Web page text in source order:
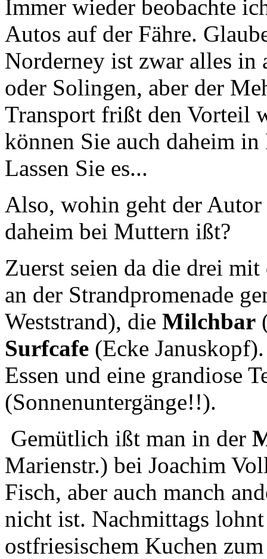
Immer wieder beobachte
Autos auf der Fähre.
Norderney ist zwar alles in
oder Solingen, aber der
Transport frißt den Vorteil
können Sie auch daheim
Lassen Sie es...
Also, wohin geht der
daheim bei Muttern ißt?
Zuerst seien da die drei
an der Strandpromenade
Weststrand), die Milchbar
Surfcafe (Ecke
Essen und eine grandiose
(Sonnenuntergänge!!).
Gemütlich ißt man in der
Marienstr.) bei Joachim
Fisch, aber auch manch
nicht ist. Nachmittags lohnt
ostfriesischem Kuchen zum